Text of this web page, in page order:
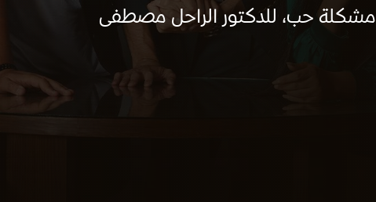
مشكلة حب” المأخوذة عن كتاب 55 مشكلة حب، للدكتور الراحل مصطفى